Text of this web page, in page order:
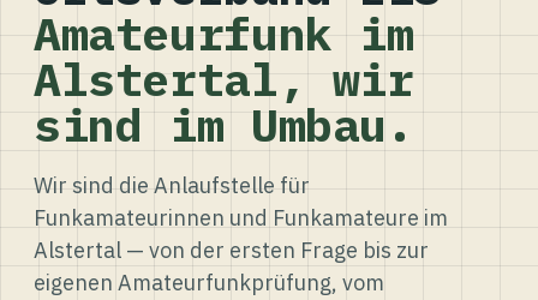
Amateurfunk im
Alstertal, wir
sind im Umbau.
Wir sind die Anlaufstelle für
Funkamateurinnen und Funkamateure im
Alstertal — von der ersten Frage bis zur
eigenen Amateurfunkprüfung, vom